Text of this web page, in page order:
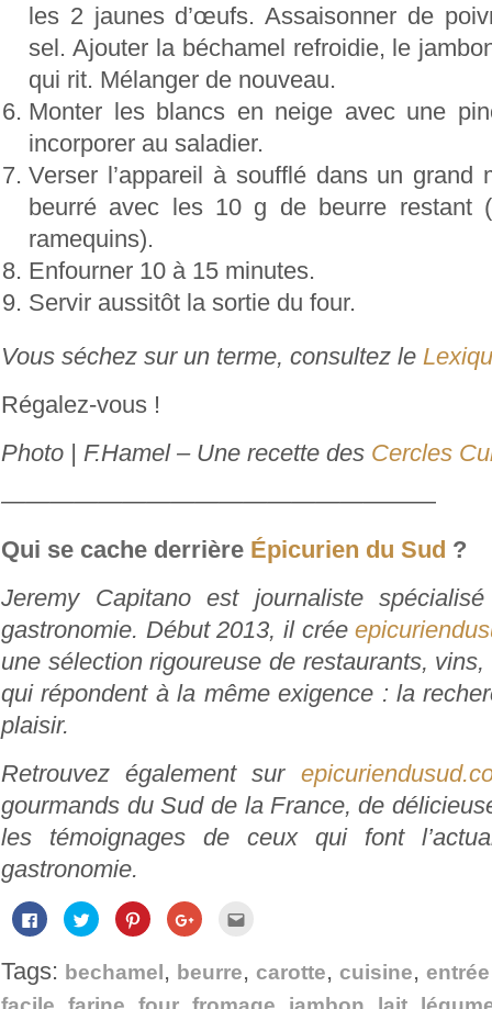
les 2 jaunes d’œufs. Assaisonner de
sel. Ajouter la béchamel refroidie, le
qui rit. Mélanger de nouveau.
Monter les blancs en neige avec une
incorporer au saladier.
Verser l’appareil à soufflé dans un grand
beurré avec
les 10 g de beurre restant
ramequins).
Enfourner 10 à 15 minutes.
Servir aussitôt la sortie du four.
Vous séchez sur un terme, consultez le
Régalez-vous !
Photo | F.Hamel – Une recette des Cercles
——————————————————
Qui se cache derrière Épicurien du Sud ?
Jeremy Capitano est journaliste
gastronomie. Début 2013, il crée
une sélection rigoureuse de restaurants,
qui répondent à la même exigence : la
plaisir.
Retrouvez également sur
gourmands du Sud de la France, de
les témoignages de ceux qui font
gastronomie.
Cliquez
pour
partager
Facebook(ouvre
dans
une
Cliquez
pour
partager
Twitter(ouvre
dans
une
Cliquez
pour
partager
Pinterest(ouvre
dans
une
Cliquez
pour
Google+
(ouvre
dans
e-
mail
Tags: bechamel , beurre, carotte, cuisine, entrée